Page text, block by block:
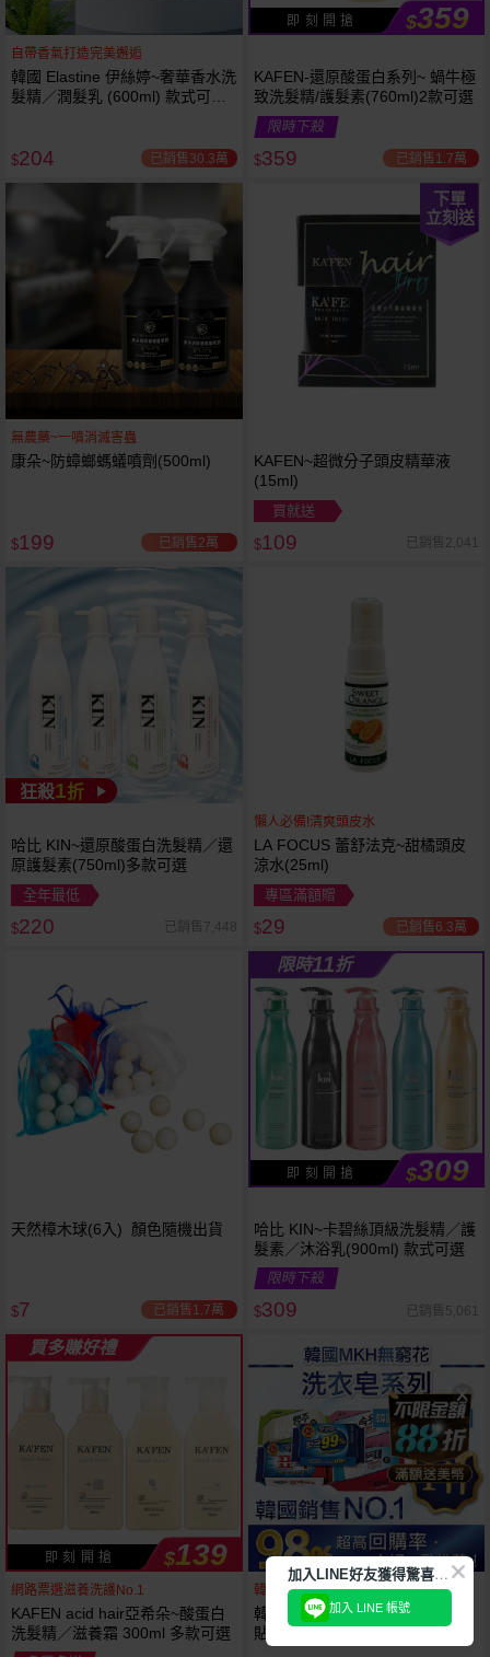
自帶香氣打造完美邂逅
韓國 Elastine 伊絲婷~奢華香水洗
髮精／潤髮乳 (600ml) 款式可選
$204 已銷售30.3萬
即 刻 開 搶 $359
KAFEN-還原酸蛋白系列~ 蝸牛極
致洗髮精/護髮素(760ml)2款可選
限時下殺
$359 已銷售1.7萬
無農藥~一噴消滅害蟲
康朵~防蟑螂螞蟻噴劑(500ml)
$199 已銷售2萬
下單
立刻送
KAFEN~超微分子頭皮精華液
(15ml)
買就送
$109 已銷售2,041
狂殺1折
哈比 KIN~還原酸蛋白洗髮精／還
原護髮素(750ml)多款可選
全年最低
$220 已銷售7,448
懶人必備!清爽頭皮水
LA FOCUS 蕾舒法克~甜橘頭皮
涼水(25ml)
專區滿額贈
$29 已銷售6.3萬
天然樟木球(6入) 顏色隨機出貨
$7 已銷售1.7萬
限時11折
即 刻 開 搶 $309
哈比 KIN~卡碧絲頂級洗髮精／護
髮素／沐浴乳(900ml) 款式可選
限時下殺
$309 已銷售5,061
買多賺好禮
即 刻 開 搶 $139
網路票選滋養洗護No.1
KAFEN acid hair亞希朵~酸蛋白
洗髮精／滋養霜 300ml 多款可選
韓國銷售第一天然品牌
韓國 無瓊花~抗菌洗衣皂／女性
貼身衣物去污皂／衣襪去污皂／
加
入LINE好友獲得驚喜折扣!
加入 LINE 帳號